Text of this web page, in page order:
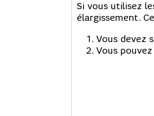
Si vous utilisez
élargissement.
Vous devez
Vous